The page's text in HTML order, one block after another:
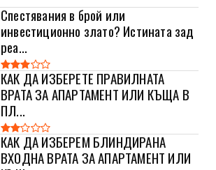
Спестявания в брой или
инвестиционно злато? Истината зад
реа...
КАК ДА ИЗБЕРЕТЕ ПРАВИЛНАТА
ВРАТА ЗА АПАРТАМЕНТ ИЛИ КЪЩА В
ПЛ...
КАК ДА ИЗБЕРЕМ БЛИНДИРАНА
ВХОДНА ВРАТА ЗА АПАРТАМЕНТ ИЛИ